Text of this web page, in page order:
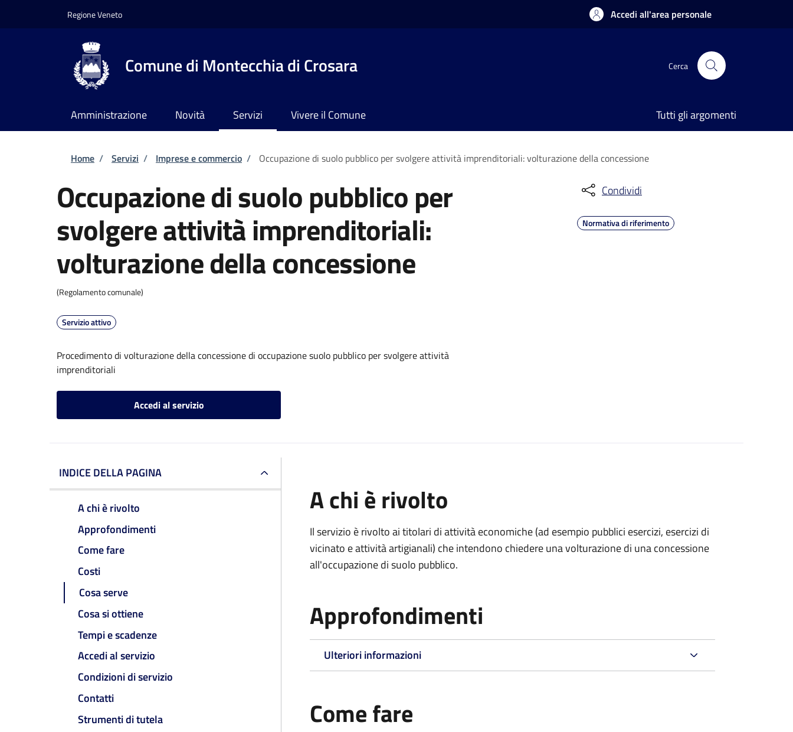
Regione Veneto Accedi all'area personale
Comune di Montecchia di Crosara Cerca
Amministrazione Novità Servizi Vivere il Comune Tutti gli argomenti
Briciole di pane
Home / Servizi / Imprese e commercio / Occupazione di suolo pubblico per svolgere attività imprenditoriali: volturazione della concessione
Occupazione di suolo pubblico per
svolgere attività imprenditoriali:
volturazione della concessione
(Regolamento comunale)
Servizio attivo
Procedimento di volturazione della concessione di occupazione suolo pubblico per svolgere attività
imprenditoriali
Accedi al servizio
Condividi
Normativa di riferimento
INDICE DELLA PAGINA
A chi è rivolto
Approfondimenti
Come fare
Costi
Cosa serve
Cosa si ottiene
Tempi e scadenze
Accedi al servizio
Condizioni di servizio
Contatti
Strumenti di tutela
A chi è rivolto
Il servizio è rivolto ai titolari di attività economiche (ad esempio pubblici esercizi, esercizi di
vicinato e attività artigianali) che intendono chiedere una volturazione di una concessione
all'occupazione di suolo pubblico.
Approfondimenti
Ulteriori informazioni
Come fare